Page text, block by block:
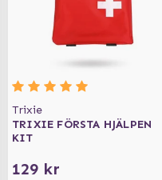
Trixie
TRIXIE FÖRSTA HJÄLPEN
KIT
129 kr